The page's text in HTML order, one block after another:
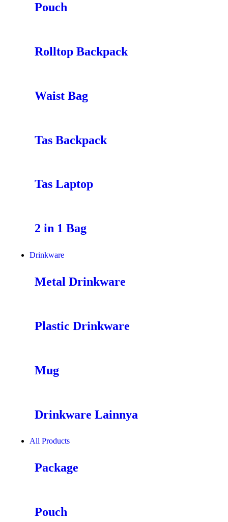
Pouch
Rolltop Backpack
Waist Bag
Tas Backpack
Tas Laptop
2 in 1 Bag
Drinkware
Metal Drinkware
Plastic Drinkware
Mug
Drinkware Lainnya
All Products
Package
Pouch